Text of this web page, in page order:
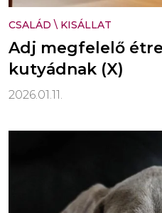
CSALÁD \ KISÁLLAT
Adj megfelelő
kutyádnak (X)
2026.01.11.